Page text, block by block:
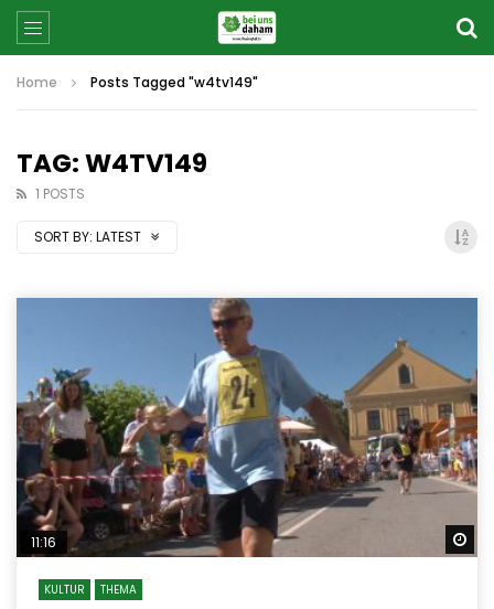
Home Posts Tagged "w4tv149"
TAG: W4TV149
1 POSTS
SORT BY: LATEST
11:16
KULTUR THEMA